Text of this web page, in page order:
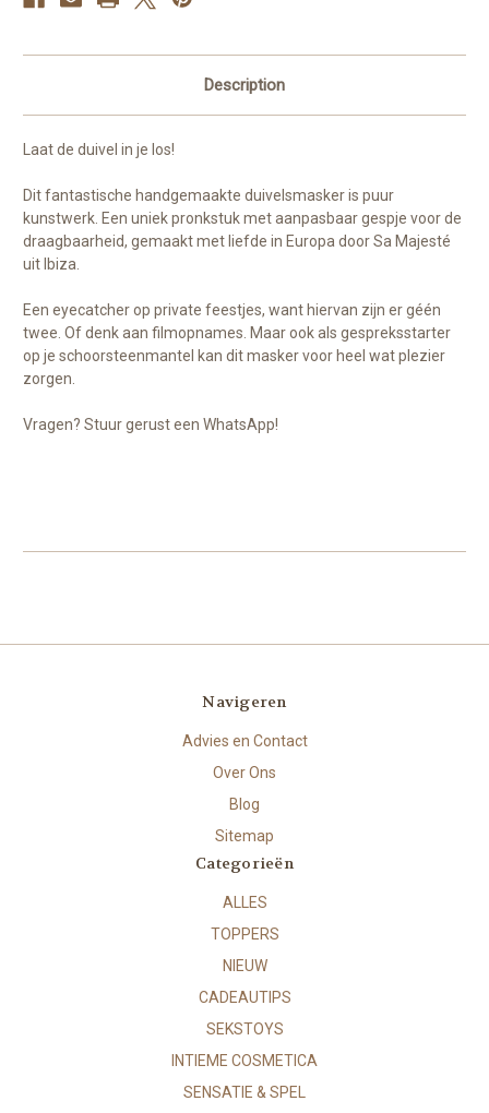
Description
Laat de duivel in je los!
Dit fantastische handgemaakte duivelsmasker is puur
kunstwerk. Een uniek pronkstuk met aanpasbaar gespje voor de
draagbaarheid, gemaakt met liefde in Europa door Sa Majesté
uit Ibiza.
Een eyecatcher op private feestjes, want hiervan zijn er géén
twee. Of denk aan filmopnames. Maar ook als gespreksstarter
op je schoorsteenmantel kan dit masker voor heel wat plezier
zorgen.
Vragen? Stuur gerust een WhatsApp!
Navigeren
Advies en Contact
Over Ons
Blog
Sitemap
Categorieën
ALLES
TOPPERS
NIEUW
CADEAUTIPS
SEKSTOYS
INTIEME COSMETICA
SENSATIE & SPEL